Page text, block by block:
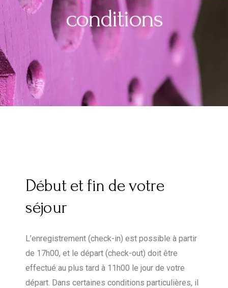
conditions
Début et fin de votre
séjour
L’enregistrement (check-in) est possible à partir
de 17h00, et le départ (check-out) doit être
effectué au plus tard à 11h00 le jour de votre
départ. Dans certaines conditions particulières, il